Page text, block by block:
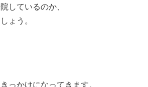
しているのか、
ょう。
っかけになってきます。